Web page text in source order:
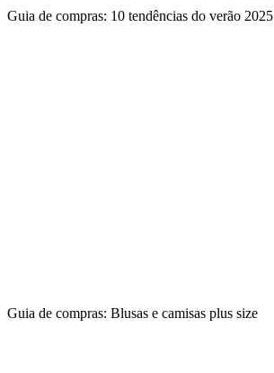
Guia de compras: 10 tendências do verão 2025
Guia de compras: Blusas e camisas plus size